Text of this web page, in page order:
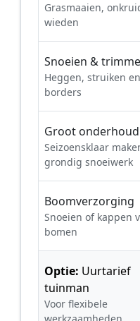
Grasmaaien,
wieden
Snoeien &
Heggen, struiken en
borders
Groot onderhoud
Seizoensklaar
grondig snoeiwerk
Boomverzorging
Snoeien of kappen
bomen
Optie: Uurtarief
tuinman
Voor flexibele